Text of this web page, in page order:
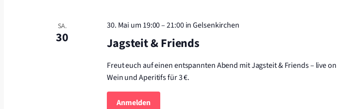
SA.
30
30. Mai um 19:00–21:00 in Gelsenkirchen
Jagsteit & Friends
Freut euch auf einen entspannten Abend mit Jagsteit & Friends – live on
Wein und Aperitifs für 3 €.
Anmelden